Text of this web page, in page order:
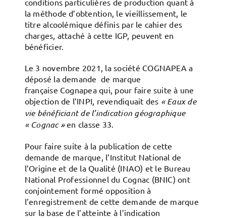
conditions particulières de production quant à
la méthode d’obtention, le vieillissement, le
titre alcoolémique définis par le cahier des
charges, attaché à cette IGP, peuvent en
bénéficier.
Le 3 novembre 2021, la société COGNAPEA a
déposé la demande de marque
française Cognapea qui, pour faire suite à une
objection de l’INPI, revendiquait des « Eaux de
vie bénéficiant de l’indication géographique
« Cognac »en classe 33.
Pour faire suite à la publication de cette
demande de marque, l’Institut National de
l’Origine et de la Qualité (INAO) et le Bureau
National Professionnel du Cognac (BNIC) ont
conjointement formé opposition à
l’enregistrement de cette demande de marque
sur la base de l’atteinte à l’indication